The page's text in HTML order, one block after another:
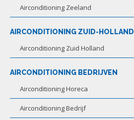
Airconditioning Zeeland
AIRCONDITIONING ZUID-HOLLAND
Airconditioning Zuid Holland
AIRCONDITIONING BEDRIJVEN
Airconditioning Horeca
Airconditioning Bedrijf